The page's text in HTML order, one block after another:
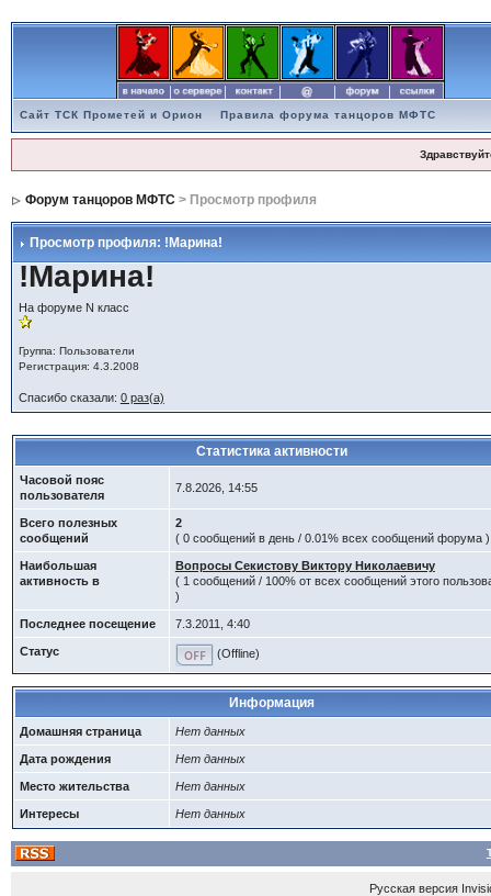
Сайт ТСК Прометей и Орион Правила форума танцоров МФТС
Форум танцоров МФТС> Просмотр профиля
Просмотр профиля: !Марина!
!Марина!
На форуме N класс
Группа: Пользователи
Регистрация: 4.3.2008
Спасибо сказали: 0 раз(а)
Статистика активности
Часовой пояс
пользователя
7.8.2026, 14:55
Всего полезных
сообщений
2
( 0 сообщений в день / 0.01% всех сообщений форума )
Наибольшая
активность в
Вопросы Секистову Виктору Николаевичу
( 1 сообщений / 100% от всех сообщений этого
)
Последнее посещение 7.3.2011, 4:40
Статус (Offline)
Информация
Домашняя страница Нет данных
Дата рождения Нет данных
Место жительства Нет данных
Интересы Нет данных
Русская версия